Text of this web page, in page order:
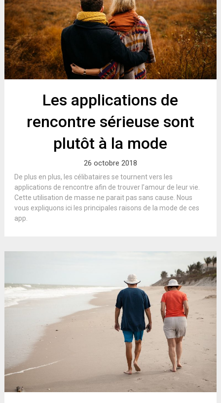
Les applications de
rencontre sérieuse sont
plutôt à la mode
26 octobre 2018
De plus en plus, les célibataires se tournent vers les
applications de rencontre afin de trouver l’amour de leur vie.
Cette utilisation de masse ne parait pas sans cause. Nous
vous expliquons ici les principales raisons de la mode de ces
app.